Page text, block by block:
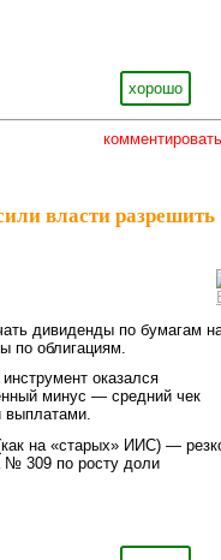
хорошо
комментировать
власти разрешить
дивиденды по бумагам
по облигациям.
оказался
минус — средний чек
выплатами.
на «старых» ИИС) —
№ 309 по росту доли